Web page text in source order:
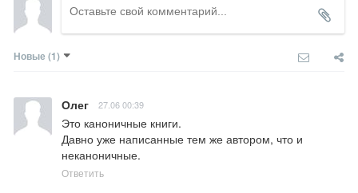
Новые (1)
Олег 27.06 00:39
Это каноничные книги.
Давно уже написанные тем же автором, что и
неканоничные.
Ответить